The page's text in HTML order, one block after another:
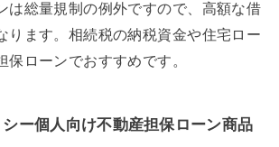
は総量規制の例外ですので、高額な借
ります。相続税の納税資金や住宅ロー
保ローンでおすすめです。
ー個人向け不動産担保ローン商品